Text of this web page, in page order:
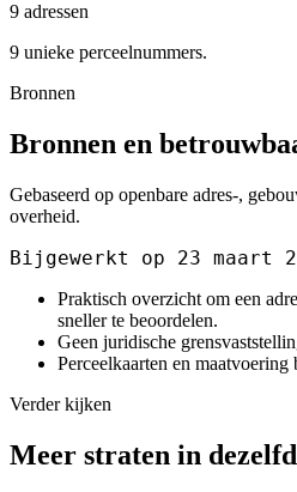
9 adressen
9 unieke perceelnummers.
Bronnen
Bronnen en
Gebaseerd op openbare adres-,
overheid.
Bijgewerkt op 23 maart
Praktisch overzicht om een
sneller te beoordelen.
Geen juridische
Perceelkaarten en
Verder kijken
Meer straten in